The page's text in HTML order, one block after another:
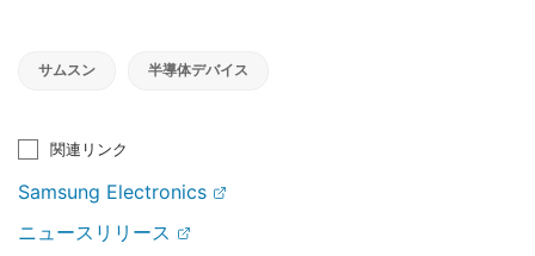
サムスン 半導体デバイス
関連リンク
Samsung Electronics
ニュースリリース